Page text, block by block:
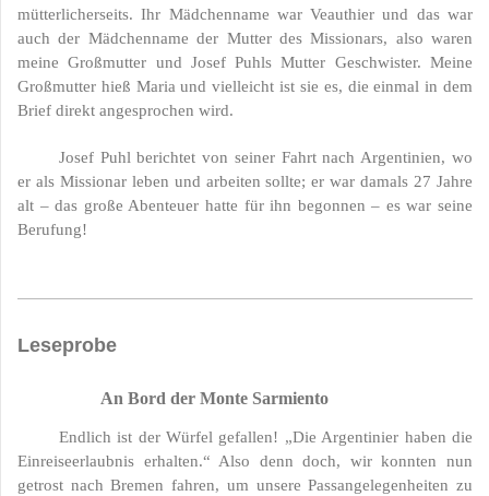
mütterlicherseits. Ihr Mädchenname war Veauthier und das war
auch der Mädchenname der Mutter des Missionars, also waren
meine Großmutter und Josef Puhls Mutter Geschwister. Meine
Großmutter hieß Maria und vielleicht ist sie es, die einmal in dem
Brief direkt angesprochen wird.
Josef Puhl berichtet von seiner Fahrt nach Argentinien, wo
er als Missionar leben und arbeiten sollte; er war damals 27 Jahre
alt – das große Abenteuer hatte für ihn begonnen – es war seine
Berufung!
Leseprobe
An Bord der Monte Sarmiento
Endlich ist der Würfel gefallen! „Die Argentinier haben die
Einreiseerlaubnis erhalten.“ Also denn doch, wir konnten nun
getrost nach Bremen fahren, um unsere Passangelegenheiten zu